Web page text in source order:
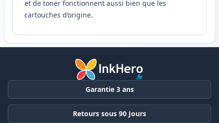
et de toner fonctionnent aussi bien que les
cartouches d’origine.
Garantie 3 ans
Retours sous 90 Jours